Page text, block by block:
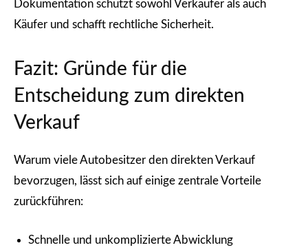
Dokumentation schützt sowohl Verkäufer als auch
Käufer und schafft rechtliche Sicherheit.
Fazit: Gründe für die
Entscheidung zum direkten
Verkauf
Warum viele Autobesitzer den direkten Verkauf
bevorzugen, lässt sich auf einige zentrale Vorteile
zurückführen:
Schnelle und unkomplizierte Abwicklung